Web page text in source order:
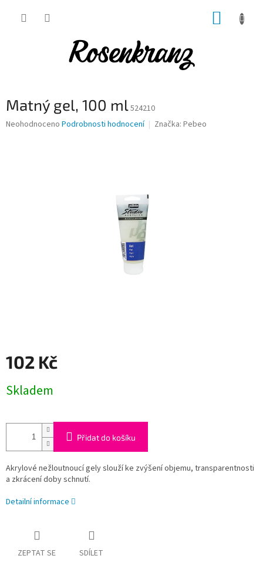
Matný gel, 100 ml524210
Průměrné
Neohodnoceno Podrobnosti hodnocení Značka: Pebeo
102 Kč
cena:
Skladem
Přidat do košíku
Akrylové nežloutnoucí gely slouží ke zvýšení objemu, transparentnosti
a zkrácení doby schnutí.
Detailní informace
ZEPTAT SE SDÍLET